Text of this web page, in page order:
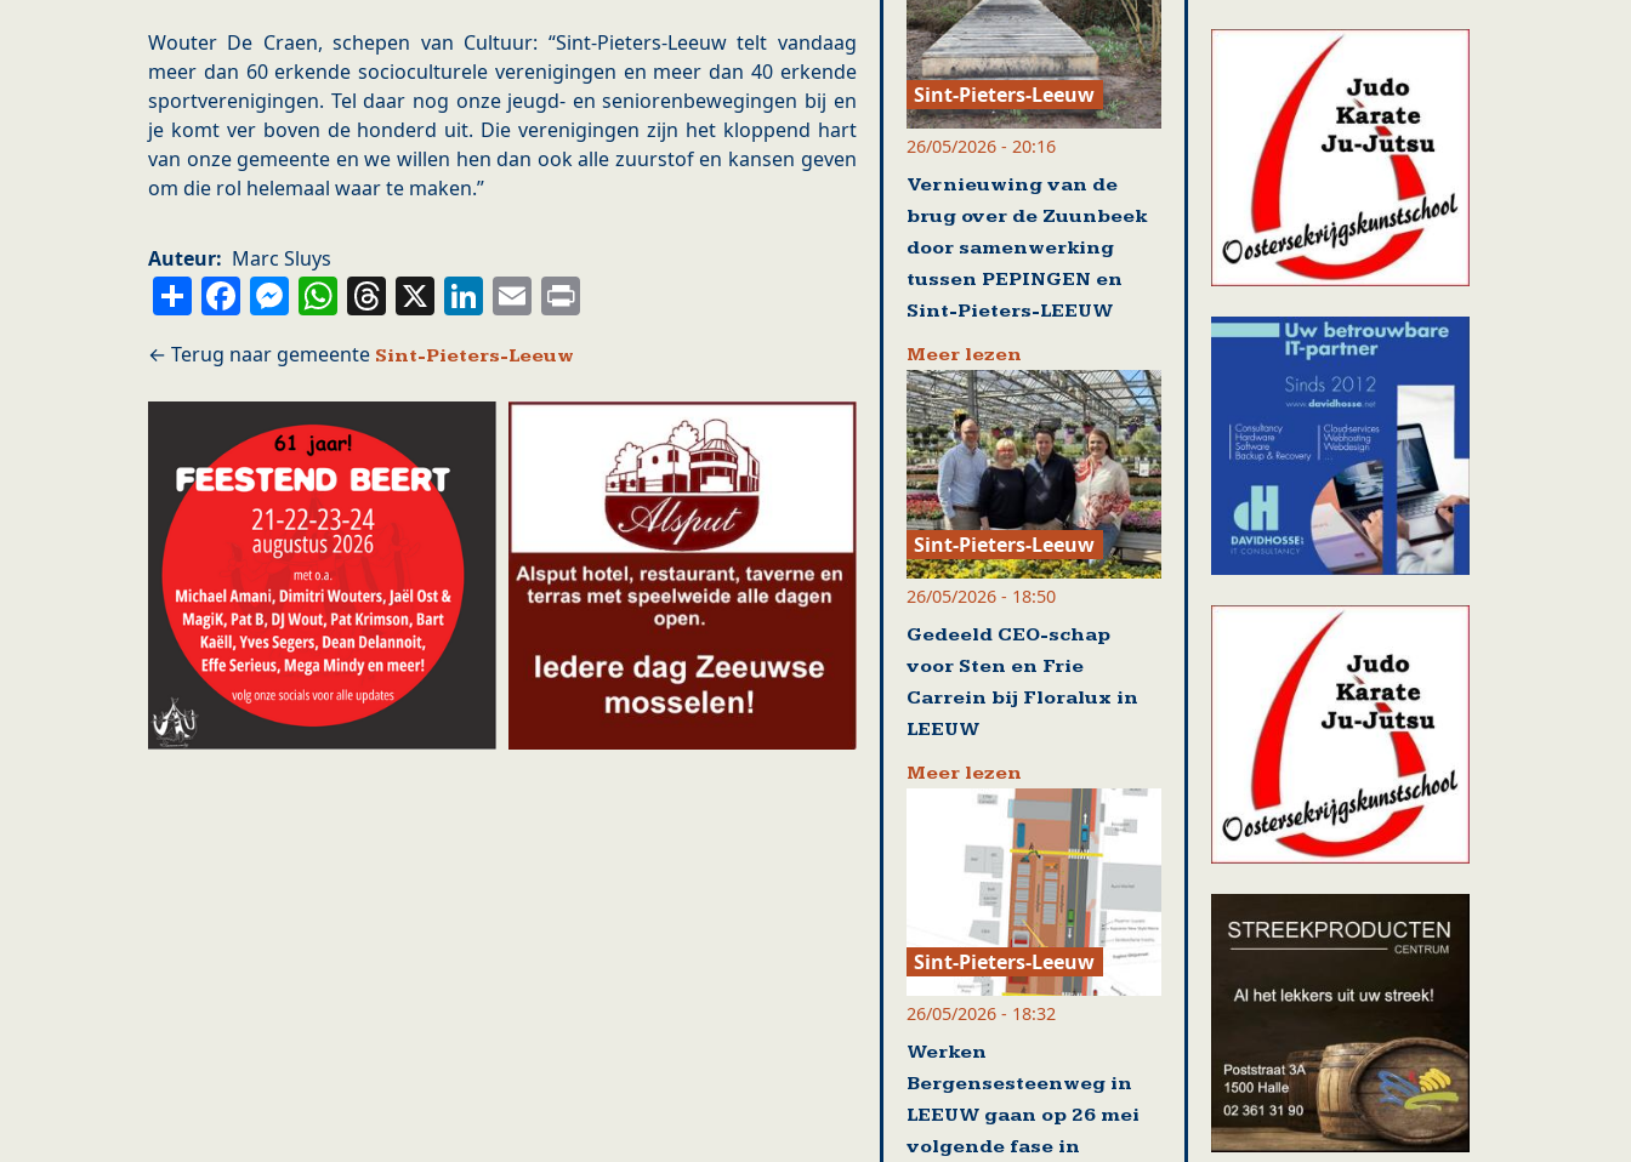
Wouter De Craen, schepen van Cultuur: “Sint-Pieters-Leeuw telt vandaag
meer dan 60 erkende socioculturele verenigingen en meer dan 40 erkende
sportverenigingen. Tel daar nog onze jeugd- en seniorenbewegingen bij en
je komt ver boven de honderd uit. Die verenigingen zijn het kloppend hart
van onze gemeente en we willen hen dan ook alle zuurstof en kansen geven
om die rol helemaal waar te maken.”
Auteur Marc Sluys
ShareFacebook
Messenger
WhatsApp
Threads
X LinkedIn
Email
Sint-Pieters-Leeuw
Sint-Pieters-Leeuw
26/05/2026 - 20:16
Vernieuwing van de
brug over de Zuunbeek
door samenwerking
tussen PEPINGEN en
Sint-Pieters-LEEUW
Meer lezen
Sint-Pieters-Leeuw
26/05/2026 - 18:50
Gedeeld CEO-schap
voor Sten en Frie
Carrein bij Floralux in
LEEUW
Meer lezen
Sint-Pieters-Leeuw
26/05/2026 - 18:32
Werken
Bergensesteenweg in
LEEUW gaan op 26 mei
volgende fase in